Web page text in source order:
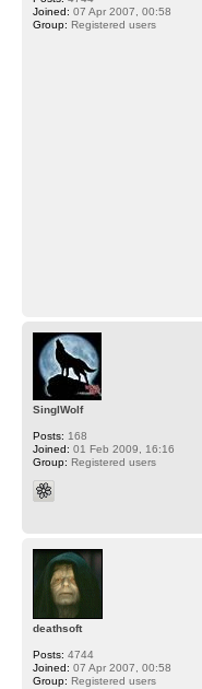
Joined: 07 Apr 2007, 00:58
Group: Registered users
SinglWolf
Posts: 168
Joined: 01 Feb 2009, 16:16
Group: Registered users
deathsoft
Posts: 4744
Joined: 07 Apr 2007, 00:58
Group: Registered users